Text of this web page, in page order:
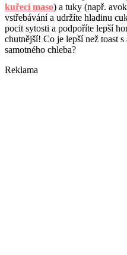
kuřecí maso) a tuky (např.
vstřebávání a udržíte hladinu
pocit sytosti a podpoříte lepší
chutnější! Co je lepší než toast
samotného chleba?
Reklama